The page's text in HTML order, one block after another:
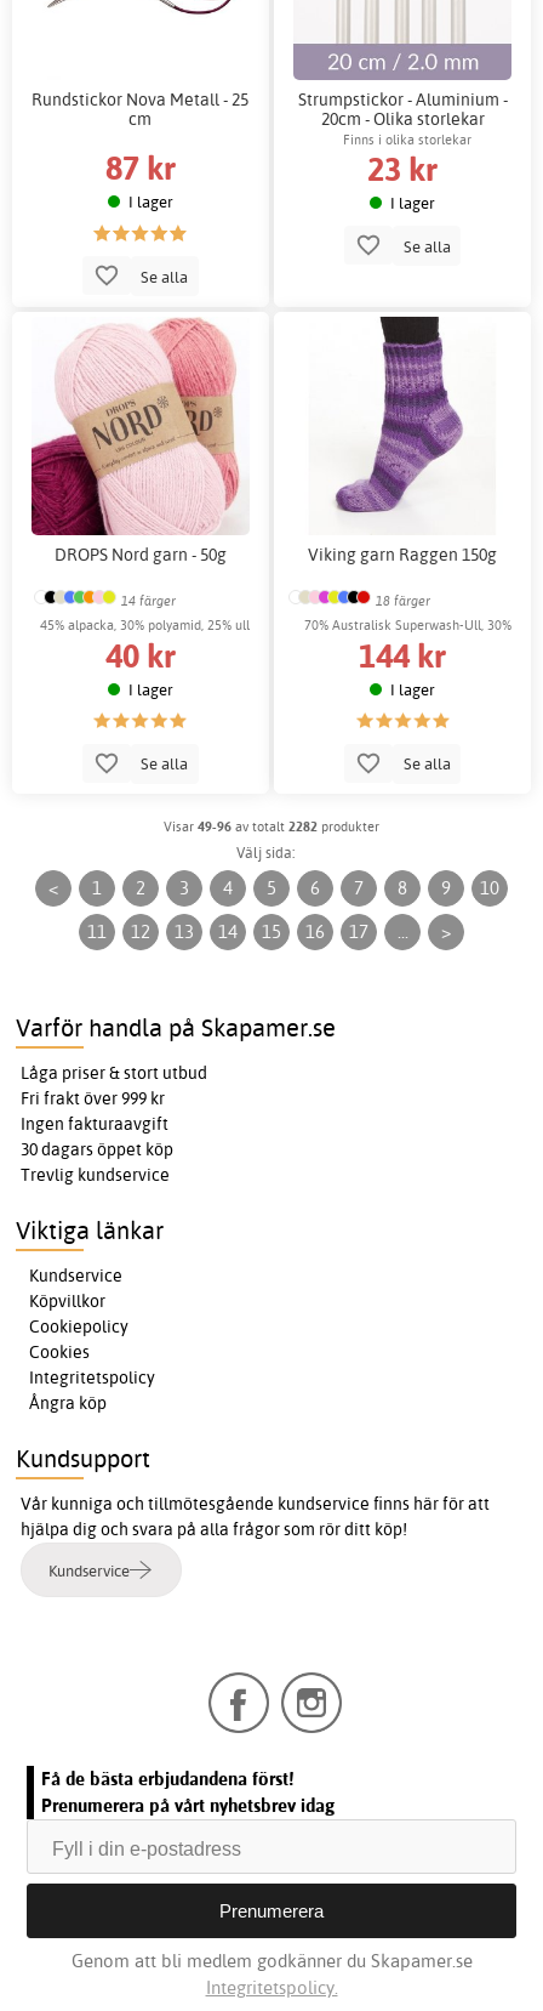
Rundstickor Nova Metall - 25
cm
87 kr
I lager
Se alla
Strumpstickor - Aluminium -
20cm - Olika storlekar
Finns i olika storlekar
23 kr
I lager
Se alla
DROPS Nord garn - 50g
14 färger
45% alpacka, 30% polyamid, 25% ull
40 kr
I lager
Se alla
Viking garn Raggen 150g
18 färger
70% Australisk Superwash-Ull, 30%
Nylon
144 kr
I lager
Se alla
Visar 49-96 av totalt 2282 produkter
Välj sida:
< 1 2 3 4 5 6 7 8 9
10
11
12 13 14 15 16 17 ... >
Varför handla på Skapamer.se
Låga priser & stort utbud
Fri frakt över 999 kr
Ingen fakturaavgift
30 dagars öppet köp
Trevlig kundservice
Viktiga länkar
Kundservice
Köpvillkor
Cookiepolicy
Cookies
Integritetspolicy
Ångra köp
Kundsupport
Vår kunniga och tillmötesgående kundservice finns här för att
hjälpa dig och svara på alla frågor som rör ditt köp!
Kundservice
Få de bästa erbjudandena först!
Prenumerera på vårt nyhetsbrev idag
Genom att bli medlem godkänner du Skapamer.se
Integritetspolicy.